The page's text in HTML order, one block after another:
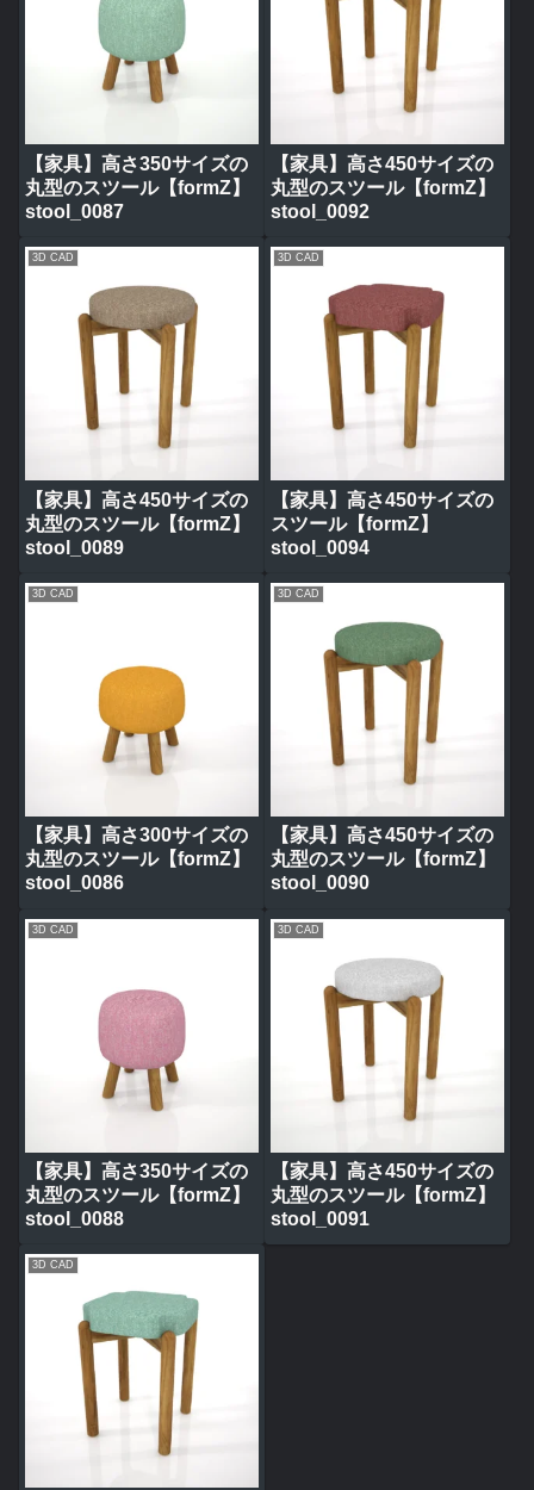
【家具】高さ350サイズの
丸型のスツール【formZ】
stool_0087
【家具】高さ450サイズの
丸型のスツール【formZ】
stool_0092
3D CAD
【家具】高さ450サイズの
丸型のスツール【formZ】
stool_0089
3D CAD
【家具】高さ450サイズの
スツール【formZ】
stool_0094
3D CAD
【家具】高さ300サイズの
丸型のスツール【formZ】
stool_0086
3D CAD
【家具】高さ450サイズの
丸型のスツール【formZ】
stool_0090
3D CAD
【家具】高さ350サイズの
丸型のスツール【formZ】
stool_0088
3D CAD
【家具】高さ450サイズの
丸型のスツール【formZ】
stool_0091
3D CAD